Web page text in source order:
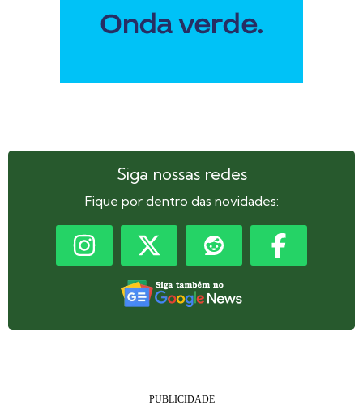
Siga nossas redes
Fique por dentro das novidades: